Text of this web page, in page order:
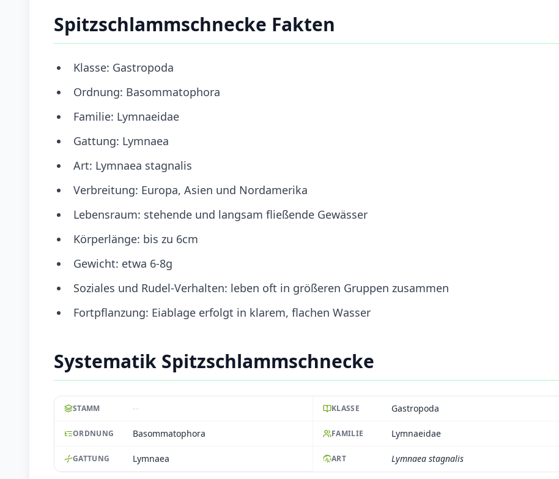
Spitzschlammschnecke Fakten
Klasse: Gastropoda
Ordnung: Basommatophora
Familie: Lymnaeidae
Gattung: Lymnaea
Art: Lymnaea stagnalis
Verbreitung: Europa, Asien und Nordamerika
Lebensraum: stehende und langsam fließende Gewässer
Körperlänge: bis zu 6cm
Gewicht: etwa 6-8g
Soziales und Rudel-Verhalten: leben oft in größeren Gruppen zusammen
Fortpflanzung: Eiablage erfolgt in klarem, flachen Wasser
Systematik Spitzschlammschnecke
STAMM -- KLASSE Gastropoda
ORDNUNG Basommatophora FAMILIE Lymnaeidae
GATTUNG Lymnaea ART Lymnaea stagnalis